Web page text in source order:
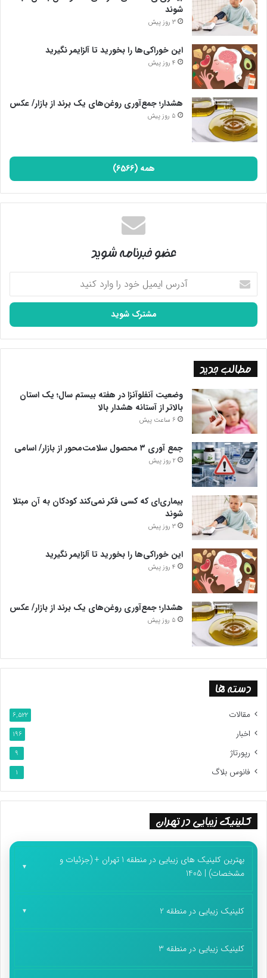
شوند
3 روز پیش
این خوراکی‌ها را بخورید تا آلزایمر نگیرید
4 روز پیش
هشدار؛ جمع‌آوری روغن‌های یک برند از بازار/ عکس
5 روز پیش
همه (6566)
عضو خبرنامه شوید
آدرس
ایمیل
خود
وارد
کنید
مطالب جدید
وضعیت آنفلوآنزا در هفته بیستم سال؛ یک استان
بالاتر از آستانه هشدار بالا
6 ساعت پیش
جمع آوری ۳ محصول سلامت‌محور از بازار/ اسامی
2 روز پیش
بیماری‌ای که کسی فکر نمی‌کند کودکان به آن مبتلا
شوند
3 روز پیش
این خوراکی‌ها را بخورید تا آلزایمر نگیرید
4 روز پیش
هشدار؛ جمع‌آوری روغن‌های یک برند از بازار/ عکس
5 روز پیش
دسته ها
مقالات 6,522
اخبار 196
رپورتاژ 9
فانوس بلاگ 1
کلینیک زیبایی در تهران
بهترین کلینیک های زیبایی در منطقه 1 تهران + (جزئیات و
مشخصات) | 1405
کلینیک زیبایی در منطقه 2
کلینیک زیبایی در منطقه 3